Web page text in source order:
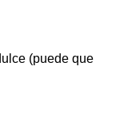
(puede que